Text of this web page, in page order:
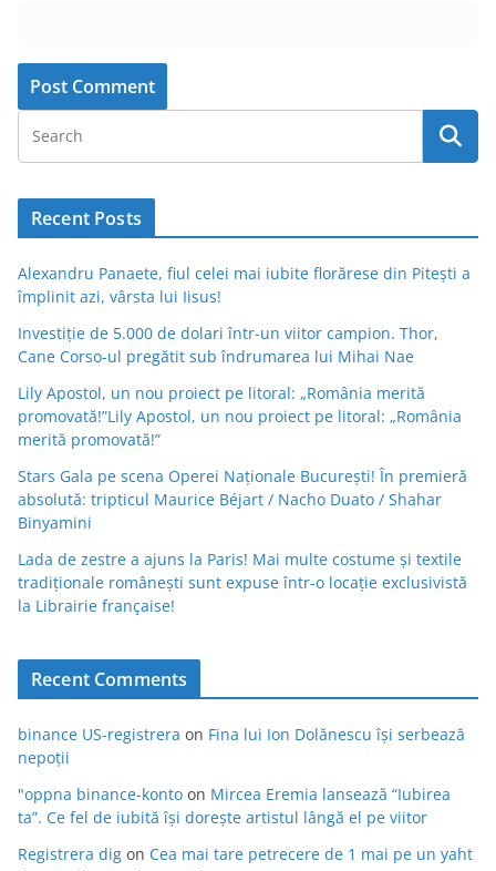
Recent Posts
Alexandru Panaete, fiul celei mai iubite florărese din Pitești a
împlinit azi, vârsta lui Iisus!
Investiție de 5.000 de dolari într-un viitor campion. Thor,
Cane Corso-ul pregătit sub îndrumarea lui Mihai Nae
Lily Apostol, un nou proiect pe litoral: „România merită
promovată!”Lily Apostol, un nou proiect pe litoral: „România
merită promovată!”
Stars Gala pe scena Operei Naționale București! În premieră
absolută: tripticul Maurice Béjart / Nacho Duato / Shahar
Binyamini
Lada de zestre a ajuns la Paris! Mai multe costume și textile
tradiționale românești sunt expuse într-o locație exclusivistă
la Librairie française!
Recent Comments
binance US-registrera on Fina lui Ion Dolănescu își serbează
nepoții
"oppna binance-konto on Mircea Eremia lansează “Iubirea
ta”. Ce fel de iubită își dorește artistul lângă el pe viitor
Registrera dig on Cea mai tare petrecere de 1 mai pe un yaht